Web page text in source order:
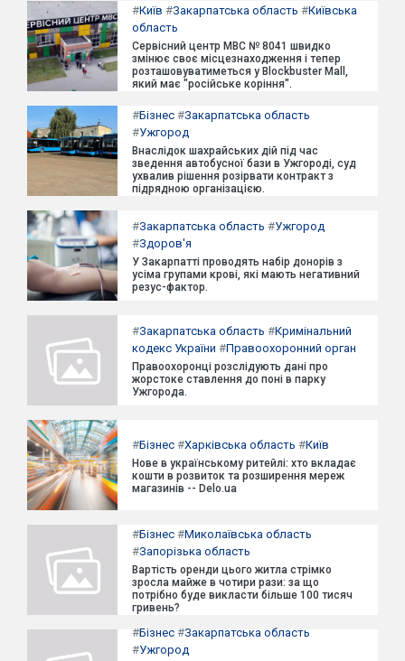
#Київ #Закарпатська область #Київська
область
Сервісний центр МВС № 8041 швидко
змінює своє місцезнаходження і тепер
розташовуватиметься у Blockbuster Mall,
який має "російське коріння".
#Бізнес #Закарпатська область
#Ужгород
Внаслідок шахрайських дій під час
зведення автобусної бази в Ужгороді, суд
ухвалив рішення розірвати контракт з
підрядною організацією.
#Закарпатська область #Ужгород
#Здоров'я
У Закарпатті проводять набір донорів з
усіма групами крові, які мають негативний
резус-фактор.
#Закарпатська область #Кримінальний
кодекс України #Правоохоронний орган
Правоохоронці розслідують дані про
жорстоке ставлення до поні в парку
Ужгорода.
#Бізнес #Харківська область #Київ
Нове в українському ритейлі: хто вкладає
кошти в розвиток та розширення мереж
магазинів -- Delo.ua
#Бізнес #Миколаївська область
#Запорізька область
Вартість оренди цього житла стрімко
зросла майже в чотири рази: за що
потрібно буде викласти більше 100 тисяч
гривень?
#Бізнес #Закарпатська область
#Ужгород